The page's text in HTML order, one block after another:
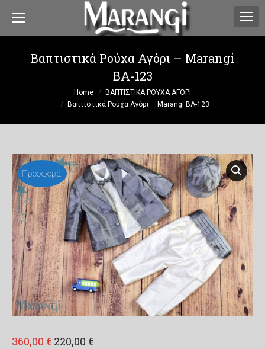
Βαπτιστικά Ρούχα Αγόρι – Marangi
ΒΑ-123
Home
ΒΑΠΤΙΣΤΙΚΑ ΡΟΥΧΑ ΑΓΟΡΙ
Βαπτιστικά Ρούχα Αγόρι – Marangi ΒΑ-123
Προσφορά!
360,00€ Original
220,00 €Η